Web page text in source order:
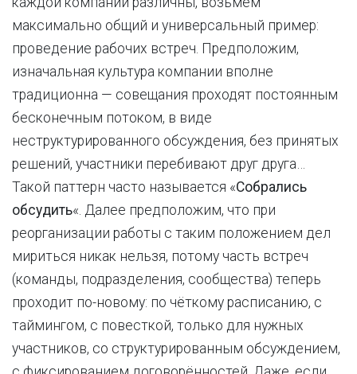
максимально общий и универсальный пример:
проведение рабочих встреч. Предположим,
изначальная культура компании вполне
традиционна — совещания проходят постоянным
бесконечным потоком, в виде
неструктурированного обсуждения, без принятых
решений, участники перебивают друг друга…
Такой паттерн часто называется «Собрались
обсудить«. Далее предположим, что при
реорганизации работы с таким положением дел
мириться никак нельзя, потому часть встреч
(команды, подразделения, сообщества) теперь
проходит по-новому: по чёткому расписанию, с
таймингом, с повесткой, только для нужных
участников, со структурированным обсуждением,